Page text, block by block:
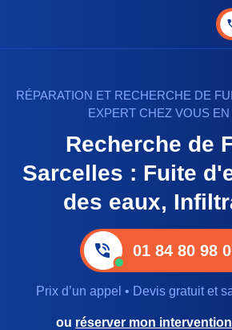
RÉPARATION ET RECHERCHE DE
EXPERT CHEZ VOUS EN
Recherche de
Sarcelles : Fuite
des eaux,
01 84 80 98
Prix d’un appel • Devis gratuit et
ou réserver mon